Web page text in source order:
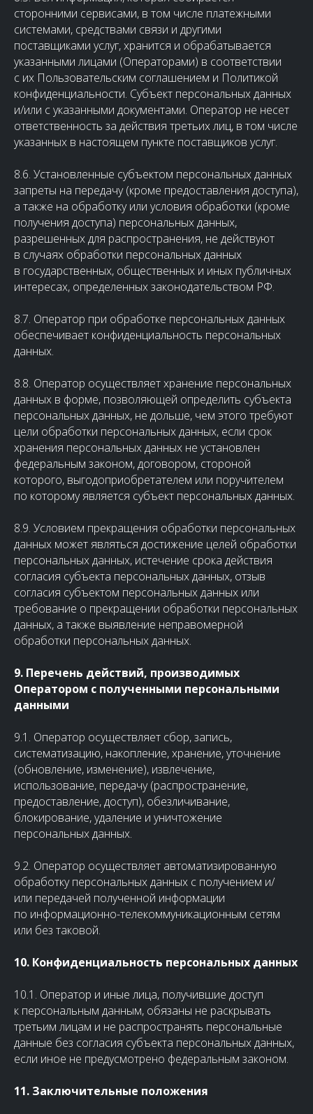
сторонними сервисами, в том числе платежными
системами, средствами связи и другими
поставщиками услуг, хранится и обрабатывается
указанными лицами (Операторами) в соответствии
с их Пользовательским соглашением и Политикой
конфиденциальности. Субъект персональных данных
и/или с указанными документами. Оператор не несет
ответственность за действия третьих лиц, в том числе
указанных в настоящем пункте поставщиков услуг.
8.6. Установленные субъектом персональных данных
запреты на передачу (кроме предоставления доступа),
а также на обработку или условия обработки (кроме
получения доступа) персональных данных,
разрешенных для распространения, не действуют
в случаях обработки персональных данных
в государственных, общественных и иных публичных
интересах, определенных законодательством РФ.
8.7. Оператор при обработке персональных данных
обеспечивает конфиденциальность персональных
данных.
8.8. Оператор осуществляет хранение персональных
данных в форме, позволяющей определить субъекта
персональных данных, не дольше, чем этого требуют
цели обработки персональных данных, если срок
хранения персональных данных не установлен
федеральным законом, договором, стороной
которого, выгодоприобретателем или поручителем
по которому является субъект персональных данных.
8.9. Условием прекращения обработки персональных
данных может являться достижение целей обработки
персональных данных, истечение срока действия
согласия субъекта персональных данных, отзыв
согласия субъектом персональных данных или
требование о прекращении обработки персональных
данных, а также выявление неправомерной
обработки персональных данных.
9. Перечень действий, производимых
Оператором с полученными персональными
данными
9.1. Оператор осуществляет сбор, запись,
систематизацию, накопление, хранение, уточнение
(обновление, изменение), извлечение,
использование, передачу (распространение,
предоставление, доступ), обезличивание,
блокирование, удаление и уничтожение
персональных данных.
9.2. Оператор осуществляет автоматизированную
обработку персональных данных с получением и/
или передачей полученной информации
по информационно-телекоммуникационным сетям
или без таковой.
10. Конфиденциальность персональных данных
10.1. Оператор и иные лица, получившие доступ
к персональным данным, обязаны не раскрывать
третьим лицам и не распространять персональные
данные без согласия субъекта персональных данных,
если иное не предусмотрено федеральным законом.
11. Заключительные положения